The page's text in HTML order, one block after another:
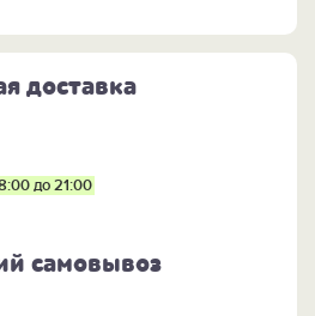
доставка
до 21:00
самовывоз